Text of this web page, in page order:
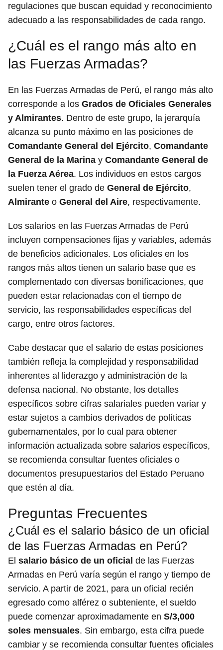
regulaciones que buscan equidad y reconocimiento
adecuado a las responsabilidades de cada rango.
¿Cuál es el rango más alto en
las Fuerzas Armadas?
En las Fuerzas Armadas de Perú, el rango más alto
corresponde a los Grados de Oficiales Generales
y Almirantes. Dentro de este grupo, la jerarquía
alcanza su punto máximo en las posiciones de
Comandante General del Ejército, Comandante
General de la Marina y Comandante General de
la Fuerza Aérea. Los individuos en estos cargos
suelen tener el grado de General de Ejército,
Almirante o General del Aire, respectivamente.
Los salarios en las Fuerzas Armadas de Perú
incluyen compensaciones fijas y variables, además
de beneficios adicionales. Los oficiales en los
rangos más altos tienen un salario base que es
complementado con diversas bonificaciones, que
pueden estar relacionadas con el tiempo de
servicio, las responsabilidades específicas del
cargo, entre otros factores.
Cabe destacar que el salario de estas posiciones
también refleja la complejidad y responsabilidad
inherentes al liderazgo y administración de la
defensa nacional. No obstante, los detalles
específicos sobre cifras salariales pueden variar y
estar sujetos a cambios derivados de políticas
gubernamentales, por lo cual para obtener
información actualizada sobre salarios específicos,
se recomienda consultar fuentes oficiales o
documentos presupuestarios del Estado Peruano
que estén al día.
Preguntas Frecuentes
¿Cuál es el salario básico de un oficial
de las Fuerzas Armadas en Perú?
El salario básico de un oficial de las Fuerzas
Armadas en Perú varía según el rango y tiempo de
servicio. A partir de 2021, para un oficial recién
egresado como alférez o subteniente, el sueldo
puede comenzar aproximadamente en S/3,000
soles mensuales. Sin embargo, esta cifra puede
cambiar y se recomienda consultar fuentes oficiales